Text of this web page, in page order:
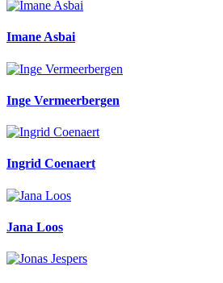
Imane Asbai
Inge Vermeerbergen
Ingrid Coenaert
Jana Loos